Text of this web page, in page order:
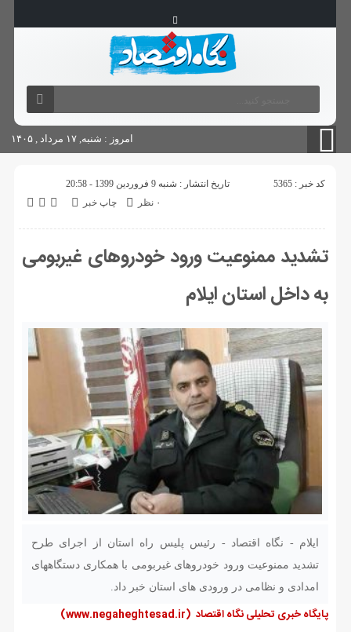
آگهی های دولتی چاپ
امروز : شنبه, ۱۷ مرداد , ۱۴۰۵
کد خبر : 5365
تاریخ انتشار : شنبه 9 فروردین 1399 - 20:58
چاپ خبر
۰ نظر
تشدید ممنوعیت ورود خودرو‌های غیربومی
به داخل استان ایلام
ایلام - نگاه اقتصاد - رئیس پلیس راه استان از اجرای طرح
تشدید ممنوعیت ورود خودروهای غیربومی با همکاری دستگاههای
امدادی و نظامی در ورودی های استان خبر داد.
پایگاه خبری تحلیلی نگاه اقتصاد (www.negaheghtesad.ir)